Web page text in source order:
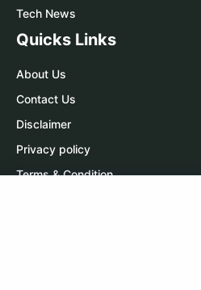
Tech News
Quicks Links
About Us
Contact Us
Disclaimer
Privacy policy
Terms & Condition